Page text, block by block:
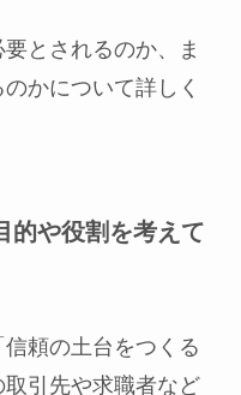
とされるのか、ま
かについて詳しく
的や役割を考えて
頼の土台をつくる
引先や求職者など